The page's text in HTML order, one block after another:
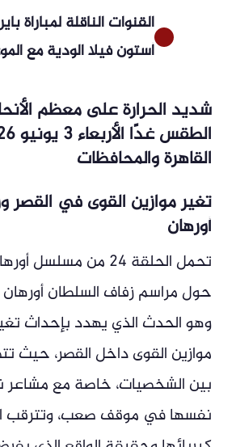
القنوات الناقلة لمباراة
أستون فيلا الودية مع
شديد الحرارة على معظم
القاهرة والمحافظات
تغير موازين القوى في القصر
أورهان
تحمل الحلقة 24 من
حول مراسم زفاف السلطان أورهان
وهو الحدث الذي يهدد بإحداث
موازين القوى داخل القصر، حيث
بين الشخصيات، خاصة مع مشاعر
نفسها في موقف صعب، وتترقب